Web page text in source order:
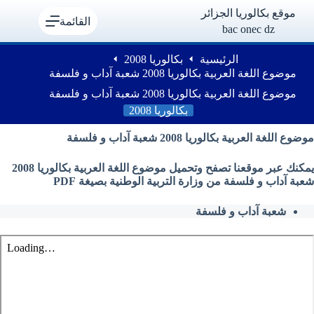
موقع بكالوريا الجزائر
bac onec dz
القائمة
الرئيسية
بكالوريا 2008
موضوع اللغة العربية بكالوريا 2008 شعبة آداب و فلسفة
موضوع اللغة العربية بكالوريا 2008 شعبة آداب و فلسفة
بكالوريا 2008
موضوع اللغة العربية بكالوريا 2008 شعبة آداب و فلسفة
يمكنك عبر موقعنا تصفح وتحميل موضوع اللغة العربية بكالوريا 2008
شعبة آداب و فلسفة من وزارة التربية الوطنية بصيغة PDF
شعبة آداب و فلسفة